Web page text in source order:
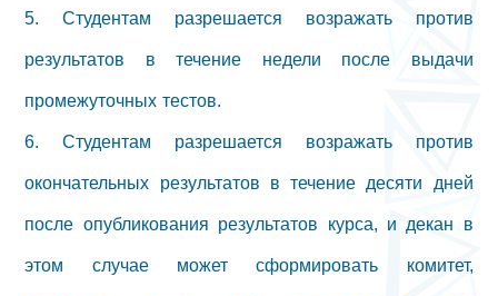
5. Студентам разрешается возражать против
результатов в течение недели после выдачи
промежуточных тестов.
6. Студентам разрешается возражать против
окончательных результатов в течение десяти дней
после опубликования результатов курса, и декан в
этом случае может сформировать комитет,